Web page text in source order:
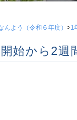
んよう（令和６年度） >1
始から2週